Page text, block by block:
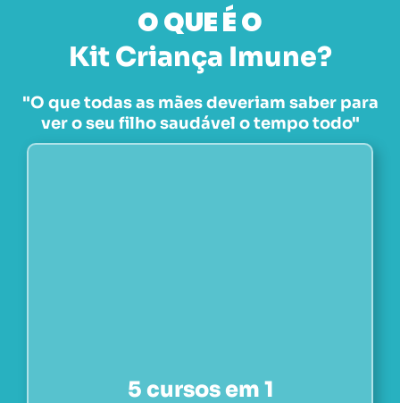
O QUE É O
Kit Criança Imune?
"O que todas as mães deveriam saber para
ver o seu filho saudável o tempo todo"
5 cursos em 1